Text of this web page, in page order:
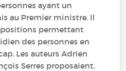
ayant un
au Premier ministre. Il
permettant
des personnes en
Les auteurs Adrien
Serres proposaient,